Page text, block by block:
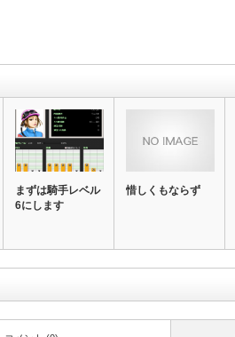
まずは騎手レベル
6にします
惜しくもならず